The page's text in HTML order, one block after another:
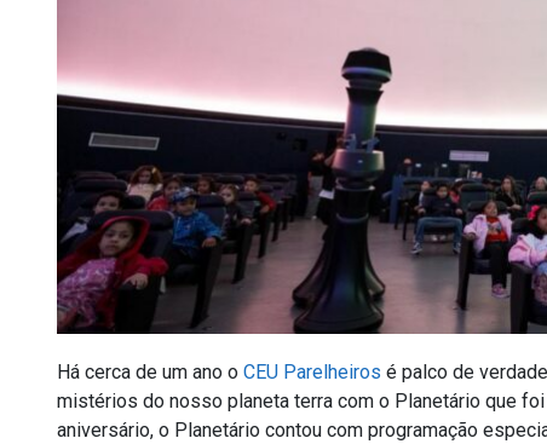
Há cerca de um ano o CEU Parelheiros é palco de
mistérios do nosso planeta terra com o Planetário que
aniversário, o Planetário contou com programação